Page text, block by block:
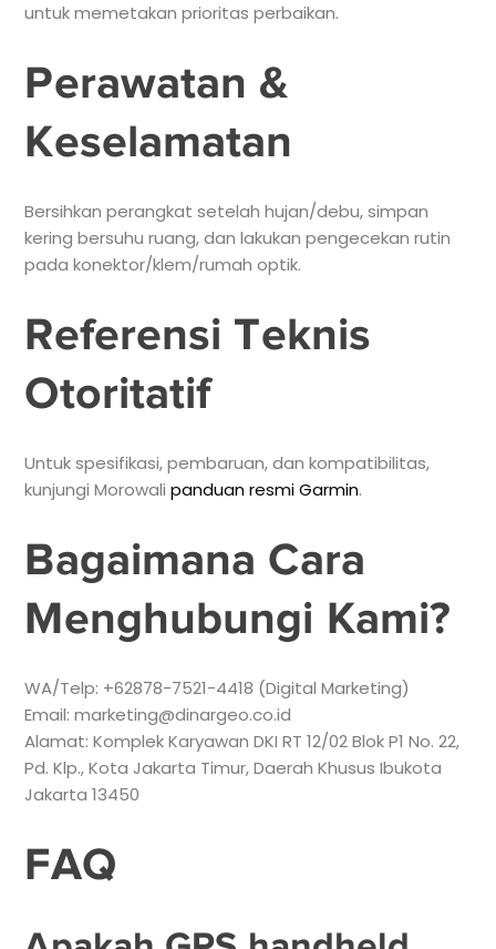
untuk memetakan prioritas perbaikan.
Perawatan &
Keselamatan
Bersihkan perangkat setelah hujan/debu, simpan
kering bersuhu ruang, dan lakukan pengecekan rutin
pada konektor/klem/rumah optik.
Referensi Teknis
Otoritatif
Untuk spesifikasi, pembaruan, dan kompatibilitas,
kunjungi Morowalipanduan resmi Garmin.
Bagaimana Cara
Menghubungi Kami?
WA/Telp: +62878-7521-4418 (Digital Marketing)
Email: marketing@dinargeo.co.id
Alamat: Komplek Karyawan DKI RT 12/02 Blok P1 No. 22,
Pd. Klp., Kota Jakarta Timur, Daerah Khusus Ibukota
Jakarta 13450
FAQ